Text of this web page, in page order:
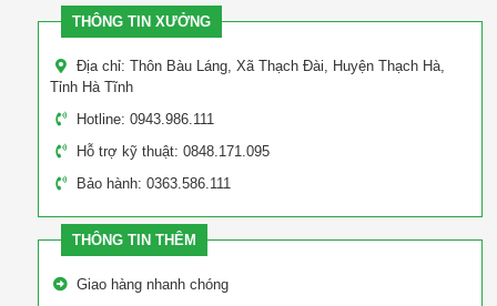
THÔNG TIN XƯỞNG
Địa chỉ: Thôn Bàu Láng, Xã Thạch Đài, Huyện Thạch Hà,
Tỉnh Hà Tĩnh
Hotline: 0943.986.111
Hỗ trợ kỹ thuật: 0848.171.095
Bảo hành: 0363.586.111
THÔNG TIN THÊM
Giao hàng nhanh chóng